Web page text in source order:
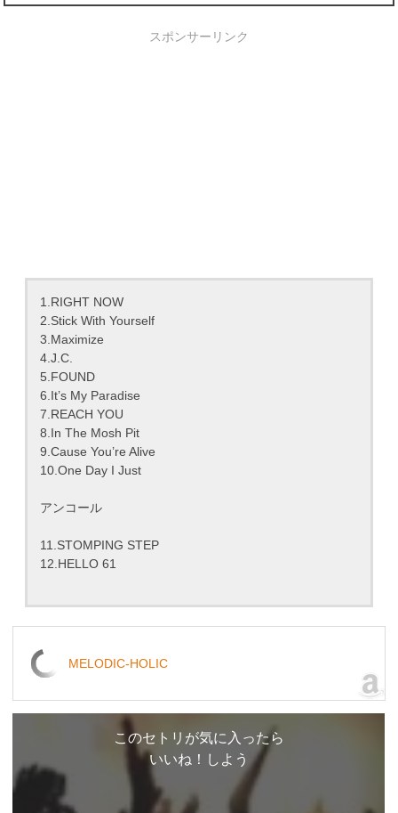
スポンサーリンク
1.RIGHT NOW
2.Stick With Yourself
3.Maximize
4.J.C.
5.FOUND
6.It’s My Paradise
7.REACH YOU
8.In The Mosh Pit
9.Cause You’re Alive
10.One Day I Just
アンコール
11.STOMPING STEP
12.HELLO 61
MELODIC-HOLIC
このセトリが気に入ったら
いいね！しよう